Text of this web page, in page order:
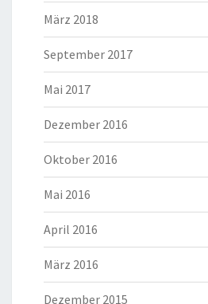
März 2018
September 2017
Mai 2017
Dezember 2016
Oktober 2016
Mai 2016
April 2016
März 2016
Dezember 2015